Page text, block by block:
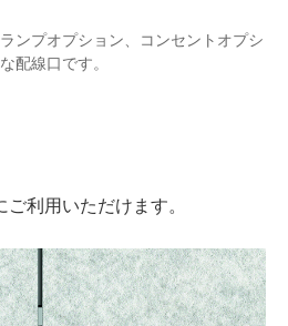
ンプオプション、コンセントオプシ
配線口です。
利用いただけます。